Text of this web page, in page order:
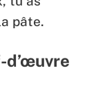
pâte.
d’œuvre